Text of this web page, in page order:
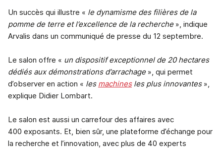
Un succès qui illustre « le dynamisme des filières de la
pomme de terre et l’excellence de la recherche», indique
Arvalis dans un communiqué de presse du 12 septembre.
Le salon offre « un dispositif exceptionnel de 20 hectares
dédiés aux démonstrations d’arrachage», qui permet
d’observer en action « les machinesles plus innovantes»,
explique Didier Lombart.
Le salon est aussi un carrefour des affaires avec
400 exposants. Et, bien sûr, une plateforme d’échange pour
la recherche et l’innovation, avec plus de 40 experts